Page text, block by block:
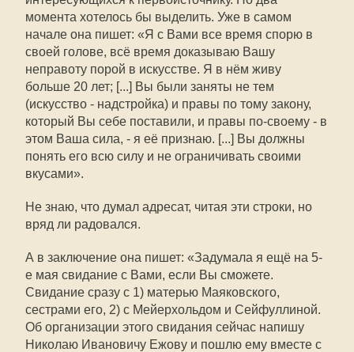
момента хотелось бы выделить. Уже в самом
начале она пишет: «Я с Вами все время спорю в
своей голове, всё время доказываю Вашу
неправоту порой в искусстве. Я в нём живу
больше 20 лет; [...] Вы были заняты не тем
(искусство - надстройка) и правы по тому закону,
который Вы себе поставили, и правы по-своему - в
этом Ваша сила, - я её признаю. [...] Вы должны
понять его всю силу и не ограничивать своими
вкусами».
Не знаю, что думал адресат, читая эти строки, но
вряд ли радовался.
А в заключение она пишет: «Задумала я ещё на 5-
е мая свидание с Вами, если Вы сможете.
Свидание сразу с 1) матерью Маяковского,
сестрами его, 2) с Мейерхольдом и Сейфуллиной.
Об организации этого свидания сейчас напишу
Николаю Ивановичу Ежову и пошлю ему вместе с